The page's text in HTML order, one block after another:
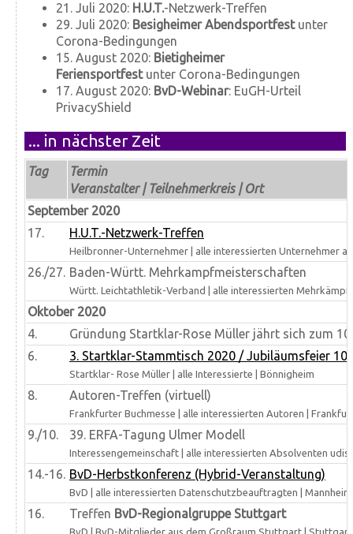
21. Juli 2020: H.U.T.-Netzwerk-Treffen
29. Juli 2020: Besigheimer Abendsportfestunter
Corona-Bedingungen
15. August 2020: Bietigheimer
Feriensportfestunter Corona-Bedingungen
17. August 2020: BvD-Webinar: EuGH-Urteil
PrivacyShield
... in nächster Zeit
Tag
Termin
Veranstalter | Teilnehmerkreis | Ort
September 2020
17.
H.U.T.-Netzwerk-Treffen
Heilbronner-Unternehmer | alle interessierten Unternehmer
26./27. Baden-Württ. Mehrkampfmeisterschaften
Württ. Leichtathletik-Verband | alle interessierten
Oktober 2020
4.
Gründung Startklar-Rose Müller jährt sich zum
6.
3. Startklar-Stammtisch 2020 / Jubiläumsfeier 10
Startklar- Rose Müller | alle Interessierte | Bönnigheim
8. Autoren-Treffen (virtuell)
Frankfurter Buchmesse | alle interessierten Autoren |
9./10. 39. ERFA-Tagung Ulmer Modell
Interessengemeinschaft | alle interessierten Absolventen
14.-16. BvD-Herbstkonferenz (Hybrid-Veranstaltung)
BvD | alle interessierten Datenschutzbeauftragten |
16. Treffen BvD-Regionalgruppe Stuttgart